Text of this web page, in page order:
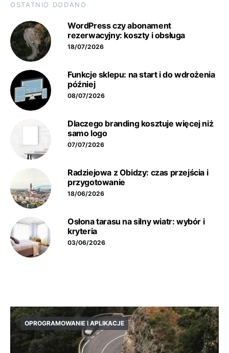
OSTATNIO DODANO
WordPress czy abonament
rezerwacyjny: koszty i obsługa
18/07/2026
Funkcje sklepu: na start i do wdrożenia
później
08/07/2026
Dlaczego branding kosztuje więcej niż
samo logo
07/07/2026
Radziejowa z Obidzy: czas przejścia i
przygotowanie
18/06/2026
Osłona tarasu na silny wiatr: wybór i
kryteria
03/06/2026
OPROGRAMOWANIE I APLIKACJE